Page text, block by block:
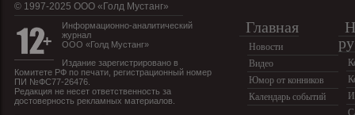
© 1997-2025 OOO «Голд Мустанг»
Информационно-аналитический
журнал
ООО «Голд Мустанг»
Издание зарегистрировано в
Комитете РФ по печати, регистрационный номер
ПИ №ФС77-26476.
Редакция не несет ответственность за
достоверность рекламных материалов.
Главная
Новости
Видео
Юмор от конников
Календарь событий